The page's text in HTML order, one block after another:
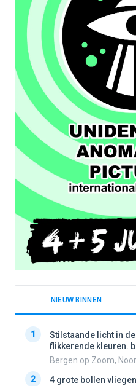
NIEUW BINNEN
1
Stilstaande licht in
flikkerende kleuren.
Bergen op Zoom,
2
4 grote bollen